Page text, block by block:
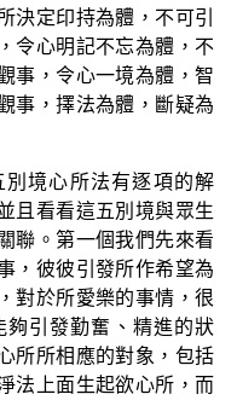
決定印持為體，不可引
令心明記不忘為體，不
事，令心一境為體，智
事，擇法為體，斷疑為
別境心所法有逐項的解
且看看這五別境與眾生
聯。第一個我們先來看
，彼彼引發所作希望為
對於所愛樂的事情，很
引發勤奮、精進的狀
所所相應的對象，包括
法上面生起欲心所，而